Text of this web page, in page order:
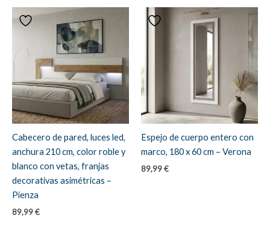
Cabecero de pared, luces led,
anchura 210 cm, color roble y
blanco con vetas, franjas
decorativas asimétricas –
Pienza
89,99€
Espejo de cuerpo entero con
marco, 180 x 60 cm – Verona
89,99€